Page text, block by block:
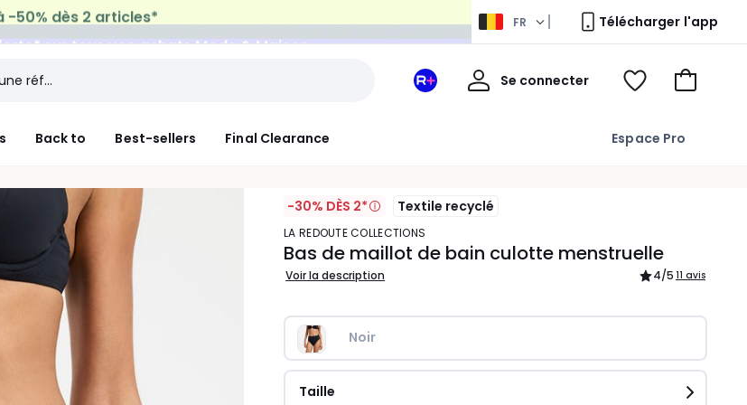
sur tous vos achats Mode & Maison FR Télécharger l'app
Back to Best-sellers Final Clearance Espace Pro
Mon
Se connecter
Mon
Voir
Aller
-30% DÈS 2* Textile recyclé
LA REDOUTE COLLECTIONS
Bas de maillot de bain culotte menstruelle
Voir la description 4/5 11 avis
Noir
Taille